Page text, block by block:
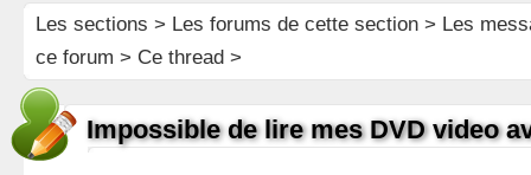
Les sections > Les forums de cette section> Les
ce forum > Ce thread >
Impossible de lire mes DVD video